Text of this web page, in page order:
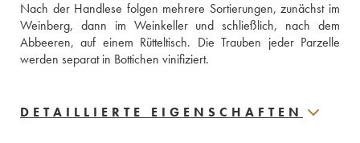
Nach der Handlese folgen mehrere Sortierungen, zunächst im
Weinberg, dann im Weinkeller und schließlich, nach dem
Abbeeren, auf einem Rütteltisch. Die Trauben jeder Parzelle
werden separat in Bottichen vinifiziert.
DETAILLIERTE EIGENSCHAFTEN